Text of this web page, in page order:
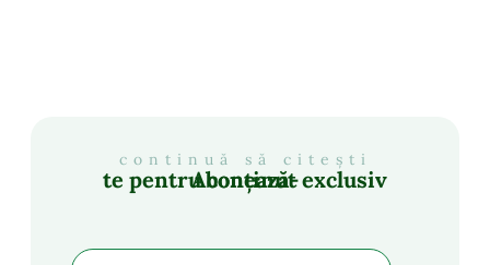
continuă să citești
Abonează-te pentru conținut exclusiv